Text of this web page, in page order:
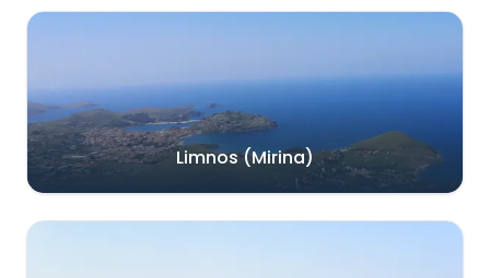
Limnos (Mirina)